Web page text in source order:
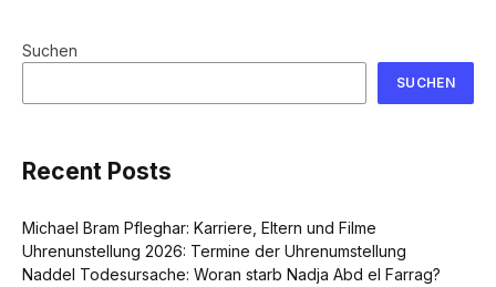
Suchen
SUCHEN
Recent Posts
Michael Bram Pfleghar: Karriere, Eltern und Filme
Uhrenunstellung 2026: Termine der Uhrenumstellung
Naddel Todesursache: Woran starb Nadja Abd el Farrag?